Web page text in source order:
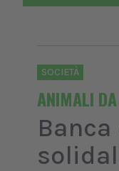
SOCIETÀ
ANIMALI